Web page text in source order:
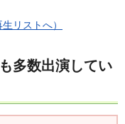
リストへ）
多数出演してい